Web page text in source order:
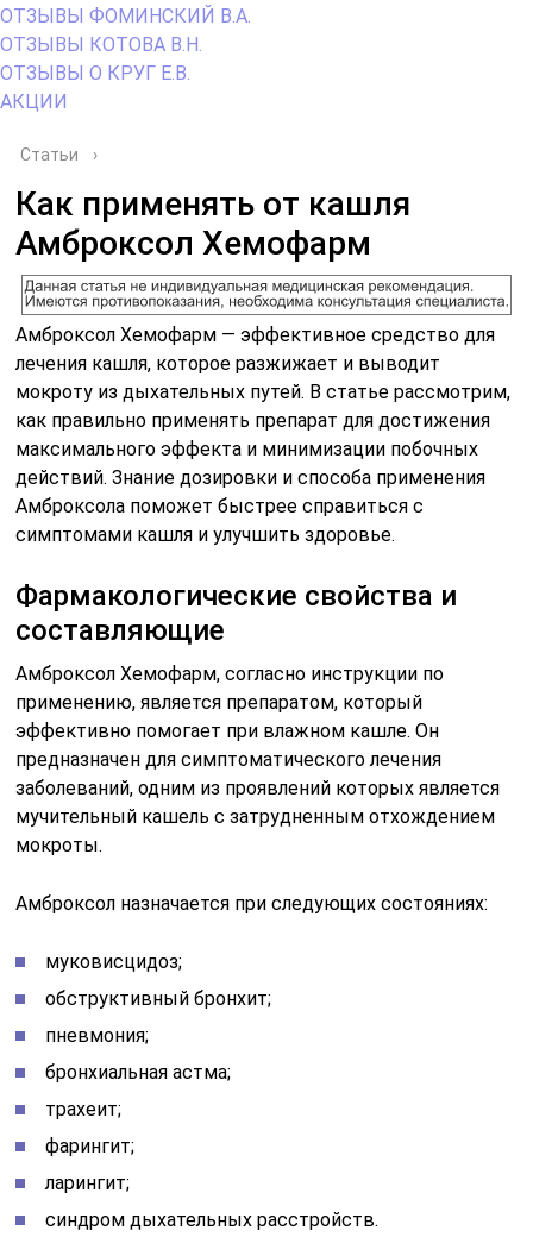
ОТЗЫВЫ ФОМИНСКИЙ В.А.
ОТЗЫВЫ КОТОВА В.Н.
ОТЗЫВЫ О КРУГ Е.В.
АКЦИИ
Статьи ›
Как применять от кашля
Амброксол Хемофарм
Амброксол Хемофарм — эффективное средство для
лечения кашля, которое разжижает и выводит
мокроту из дыхательных путей. В статье рассмотрим,
как правильно применять препарат для достижения
максимального эффекта и минимизации побочных
действий. Знание дозировки и способа применения
Амброксола поможет быстрее справиться с
симптомами кашля и улучшить здоровье.
Фармакологические свойства и
составляющие
Амброксол Хемофарм, согласно инструкции по
применению, является препаратом, который
эффективно помогает при влажном кашле. Он
предназначен для симптоматического лечения
заболеваний, одним из проявлений которых является
мучительный кашель с затрудненным отхождением
мокроты.
Амброксол назначается при следующих состояниях:
муковисцидоз;
обструктивный бронхит;
пневмония;
бронхиальная астма;
трахеит;
фарингит;
ларингит;
синдром дыхательных расстройств.